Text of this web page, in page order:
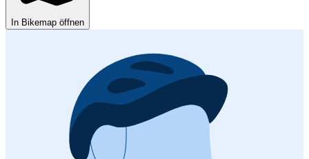
In Bikemap öffnen